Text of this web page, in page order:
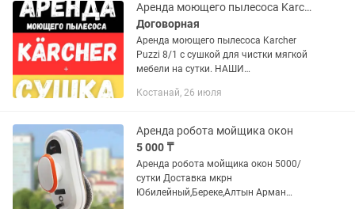
Аренда моющего пылесоса Karcher
Договорная
Аренда моющего пылесоса Karcher
Puzzi 8/1 с сушкой для чистки мягкой
мебели на сутки. НАШИ
комплекте. - Предоставляем полный
доставка. -...
Костанай, 26 июля
Аренда робота мойщика окон
5 000 ₸
Аренда робота мойщика окон 5000/
сутки Доставка мкрн
Юбилейный,Береке,Алтын Арман